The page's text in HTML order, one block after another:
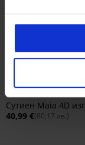
Сутиен Maia 4D
40,99 €(80,17 лв.)